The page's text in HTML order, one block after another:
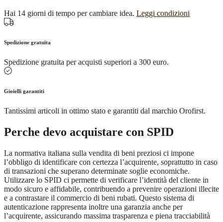
Hai 14 giorni di tempo per cambiare idea. Leggi condizioni
Spedizione gratuita
Spedizione gratuita per acquisti superiori a 300 euro.
Gioielli garantiti
Tantissimi articoli in ottimo stato e garantiti dal marchio Orofirst.
Perche devo acquistare con SPID
La normativa italiana sulla vendita di beni preziosi ci impone
l’obbligo di identificare con certezza l’acquirente, soprattutto in caso
di transazioni che superano determinate soglie economiche.
Utilizzare lo SPID ci permette di verificare l’identità del cliente in
modo sicuro e affidabile, contribuendo a prevenire operazioni illecite
e a contrastare il commercio di beni rubati. Questo sistema di
autenticazione rappresenta inoltre una garanzia anche per
l’acquirente, assicurando massima trasparenza e piena tracciabilità